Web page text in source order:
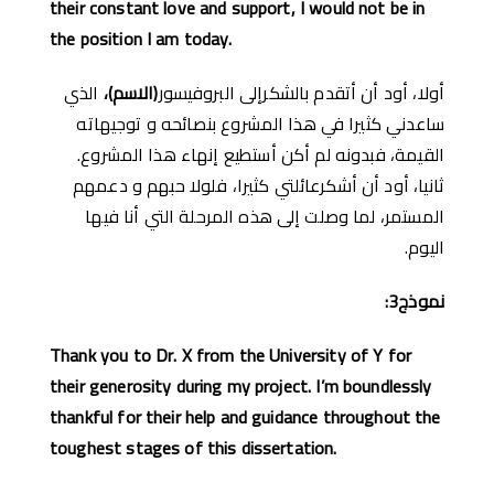
their constant love and support, I would not be in
the position I am today.
أولا، أود أن أتقدم بالشكرإلى البروفيسور(الاسم)، الذي
ساعدني كثيرا في هذا المشروع بنصائحه و توجيهاته
القيمة، فبدونه لم أكن أستطيع إنهاء هذا المشروع.
ثانيا، أود أن أشكرعائلتي كثيرا، فلولا حبهم و دعمهم
المستمر، لما وصلت إلى هذه المرحلة التي أنا فيها
اليوم.
نموذج3:
Thank you to Dr. X from the University of Y for
their generosity during my project. I’m boundlessly
thankful for their help and guidance throughout the
toughest stages of this dissertation.